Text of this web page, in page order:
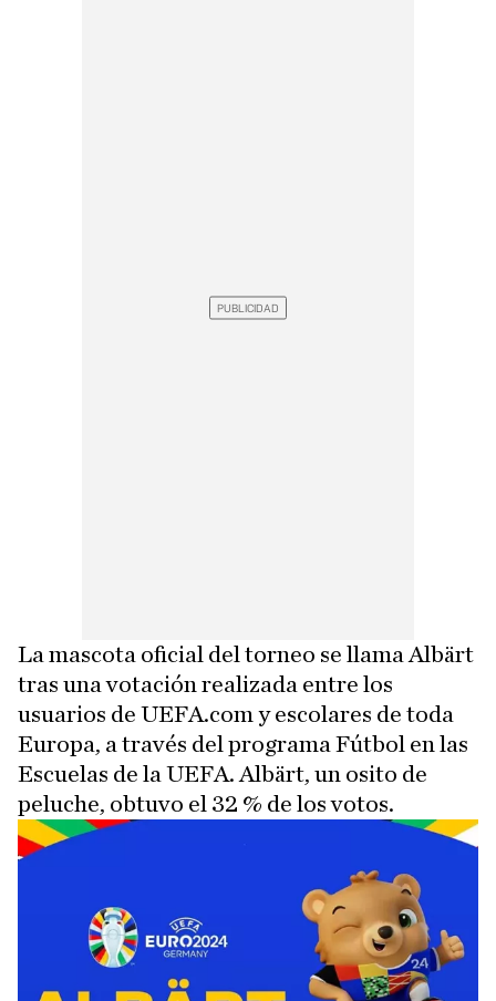
La mascota oficial del torneo se llama Albärt
tras una votación realizada entre los
usuarios de UEFA.com y escolares de toda
Europa, a través del programa Fútbol en las
Escuelas de la UEFA. Albärt, un osito de
peluche, obtuvo el 32 % de los votos.